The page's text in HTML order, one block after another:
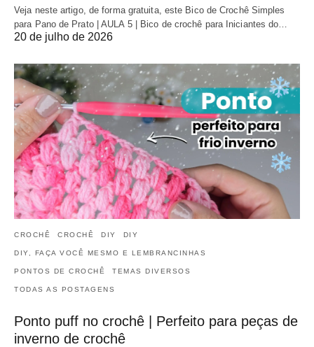
Veja neste artigo, de forma gratuita, este Bico de Crochê Simples
para Pano de Prato | AULA 5 | Bico de crochê para Iniciantes do…
20 de julho de 2026
CROCHÊ CROCHÊ DIY DIY
DIY, FAÇA VOCÊ MESMO E LEMBRANCINHAS
PONTOS DE CROCHÊ TEMAS DIVERSOS
TODAS AS POSTAGENS
Ponto puff no crochê | Perfeito para peças de
inverno de crochê